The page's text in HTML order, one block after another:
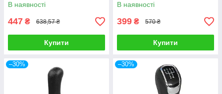
В наявності
447 ₴ 638,57 ₴
Купити
В наявності
399 ₴ 570 ₴
Купити
–30% –30%